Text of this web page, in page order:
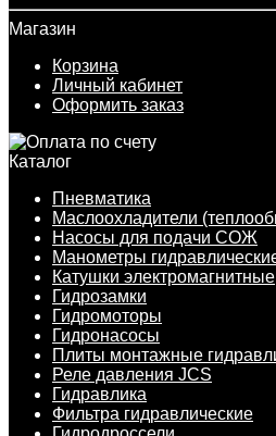
Магазин
Корзина
Личный кабинет
Оформить заказ
Каталог
Пневматика
Маслоохладители
Насосы для подачи СОЖ
Манометры
Катушки электромагнитные
Гидрозамки
Гидромоторы
Гидронасосы
Плиты монтажные
Реле давления JCS
Гидравлика
Фильтра гидравлические